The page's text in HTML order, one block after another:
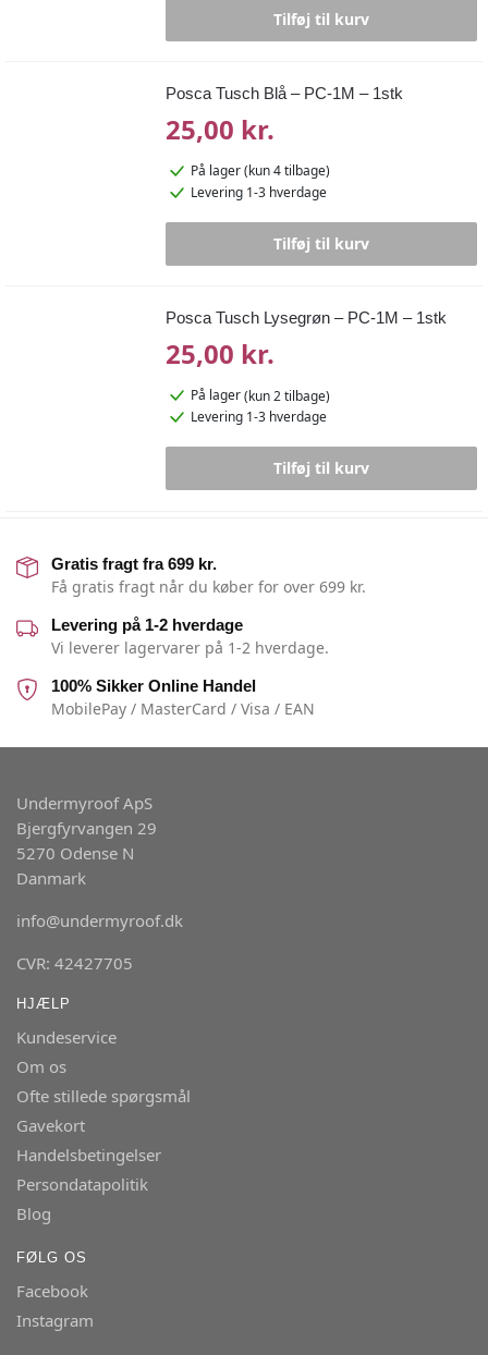
Tilføj til kurv
Posca Tusch Blå – PC-1M – 1stk
25,00 kr.
På lager(kun 4 tilbage)
Levering 1-3 hverdage
Tilføj til kurv
Posca Tusch Lysegrøn – PC-1M – 1stk
25,00 kr.
På lager(kun 2 tilbage)
Levering 1-3 hverdage
Tilføj til kurv
Gratis fragt fra 699 kr.
Få gratis fragt når du køber for over 699 kr.
Levering på 1-2 hverdage
Vi leverer lagervarer på 1-2 hverdage.
100% Sikker Online Handel
MobilePay / MasterCard / Visa / EAN
Undermyroof ApS
Bjergfyrvangen 29
5270 Odense N
Danmark
info@undermyroof.dk
CVR: 42427705
HJÆLP
Kundeservice
Om os
Ofte stillede spørgsmål
Gavekort
Handelsbetingelser
Persondatapolitik
Blog
FØLG OS
Facebook
Instagram